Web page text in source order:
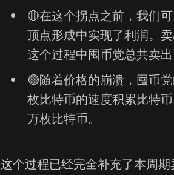
🔴在这个拐点之前，我们
顶点形成中实现了利润。
这个过程中囤币党总共卖出
🟢随着价格的崩溃，囤币
枚比特币的速度积累比特
万枚比特币。
这个过程已经完全补充了本周